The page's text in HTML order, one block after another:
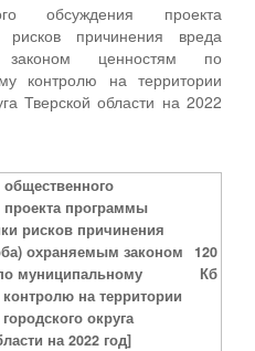
обсуждения проекта
причинения вреда
ценностям по
контролю на территории
Тверской области на 2022
общественного
программы
рисков причинения
охраняемым законом
муниципальному
на территории
округа
на 2022 год]
120
Кб